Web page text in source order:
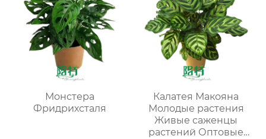
Монстера
Фридрихсталя
Калатея Макояна
Молодые растения
Живые саженцы
растений Оптовые